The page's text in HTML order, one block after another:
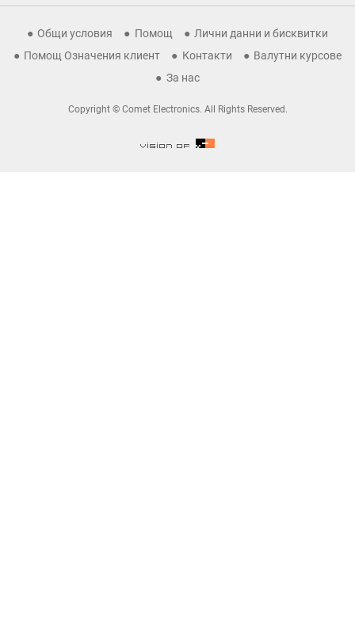
Общи условия Помощ
Лични данни и бисквитки
Помощ Означения клиент
Контакти
Валутни курсове
За нас
Copyright © Comet Electronics. All Rights Reserved.